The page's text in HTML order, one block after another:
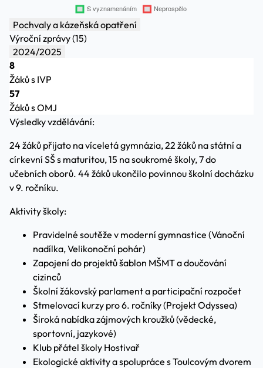
Pochvaly a kázeňská opatření
Výroční zprávy (15)
2024/2025
8
Žáků s IVP
57
Žáků s OMJ
Výsledky vzdělávání:
24 žáků přijato na víceletá gymnázia, 22 žáků na státní a
církevní SŠ s maturitou, 15 na soukromé školy, 7 do
učebních oborů. 44 žáků ukončilo povinnou školní docházku
v 9. ročníku.
Aktivity školy:
Pravidelné soutěže v moderní gymnastice (Vánoční
nadílka, Velikonoční pohár)
Zapojení do projektů šablon MŠMT a doučování
cizinců
Školní žákovský parlament a participační rozpočet
Stmelovací kurzy pro 6. ročníky (Projekt Odyssea)
Široká nabídka zájmových kroužků (vědecké,
sportovní, jazykové)
Klub přátel školy Hostivař
Ekologické aktivity a spolupráce s Toulcovým dvorem